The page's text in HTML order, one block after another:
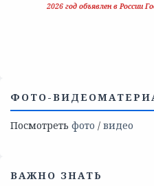
2026 год объявлен в России
ФОТО-
Посмотреть фото / видео
ВАЖНО ЗНАТЬ